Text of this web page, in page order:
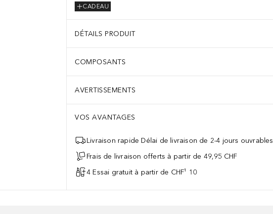
CADEAU
DÉTAILS PRODUIT
COMPOSANTS
AVERTISSEMENTS
VOS AVANTAGES
Livraison rapide Délai de livraison de 2-4 jours ouvrables
Frais de livraison offerts à partir de 49,95 CHF
4 Essai gratuit à partir de CHF¹ 10